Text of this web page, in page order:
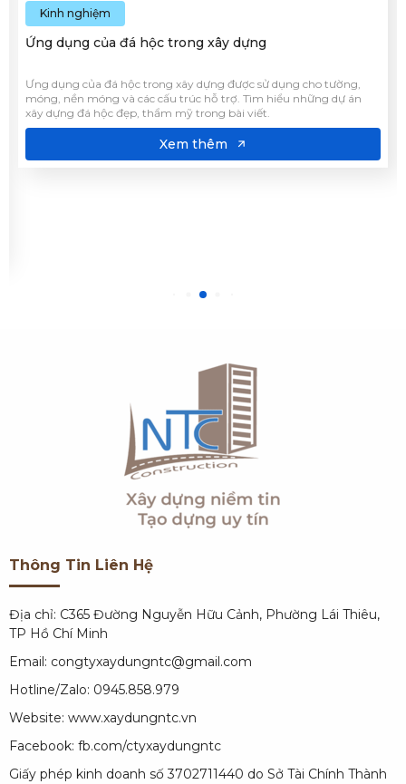
Kinh nghiệm
Ứng dụng của đá hộc trong xây dựng
Ưng dụng của đá hộc trong xây dựng được sử dụng cho tường,
móng, nền móng và các cấu trúc hỗ trợ. Tìm hiểu những dự án
xây dựng đá hộc đẹp, thẩm mỹ trong bài viết.
Xem thêm
Thông Tin Liên Hệ
Địa chỉ: C365 Đường Nguyễn Hữu Cảnh, Phường Lái Thiêu,
TP Hồ Chí Minh
Email: congtyxaydungntc@gmail.com
Hotline/Zalo: 0945.858.979
Website: www.xaydungntc.vn
Facebook: fb.com/ctyxaydungntc
Giấy phép kinh doanh số 3702711440 do Sở Tài Chính Thành